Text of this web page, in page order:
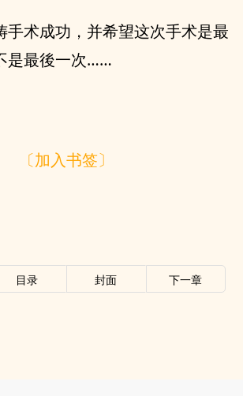
手术成功，并希望这次手术是最
是最後一次……
〔加入书签〕
目录 封面 下一章